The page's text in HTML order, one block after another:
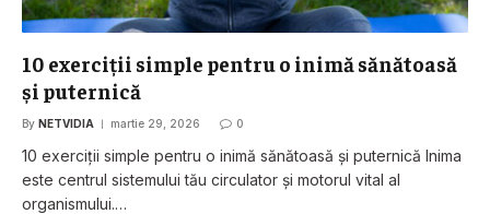
10 exerciții simple pentru o inimă sănătoasă
și puternică
By NETVIDIA martie 29, 2026 0
10 exerciții simple pentru o inimă sănătoasă și puternică Inima
este centrul sistemului tău circulator și motorul vital al
organismului.…